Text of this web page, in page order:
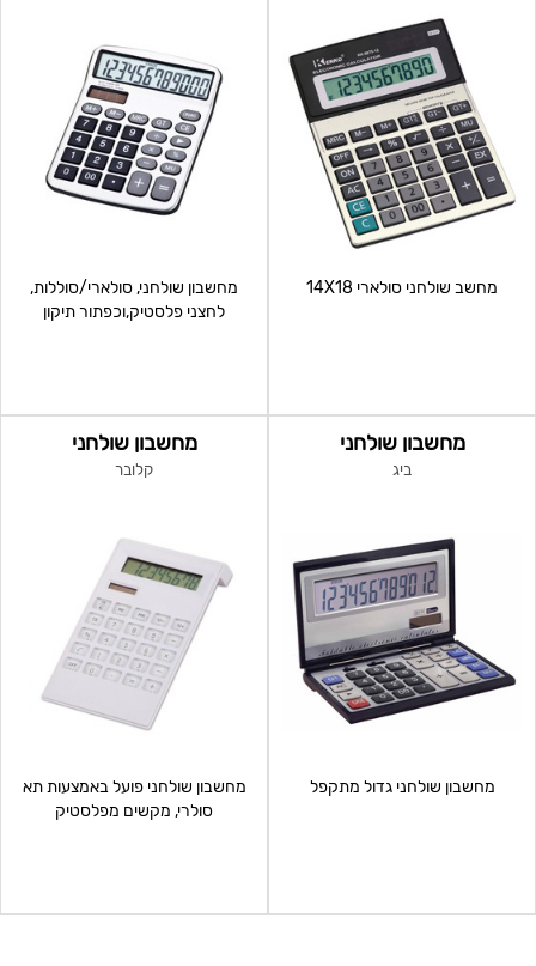
מחשב שולחני סולארי 14X18
מחשבון שולחני, סולארי/סוללות,
לחצני פלסטיק,וכפתור תיקון
מחשבון שולחני
ביג
מחשבון שולחני גדול מתקפל
מחשבון שולחני
קלובר
מחשבון שולחני פועל באמצעות תא
סולרי, מקשים מפלסטיק